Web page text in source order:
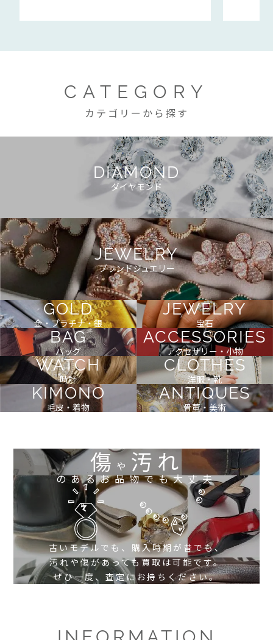
CATEGORY
カテゴリーから探す
DIAMOND
ダイヤモンド
JEWELRY
ブランドジュエリー
GOLD
金・プラチナ・銀
JEWELRY
宝石
BAG
バッグ
ACCESSORIES
アクセサリー・小物
WATCH
時計
CLOTHES
洋服・靴
KIMONO
毛皮・着物
ANTIQUES
骨董・美術
傷や 汚れ
のあるお品物でも大丈夫
古いモデルでも、購入時期が昔でも、
汚れや傷があっても買取は可能です。
ぜひ一度、査定にお持ちください。